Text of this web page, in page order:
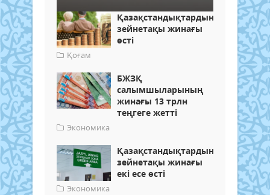
Қазақстандықтардың
зейнетақы жинағы
өсті
Қоғам
БЖЗҚ
салымшыларының
жинағы 13 трлн
теңгеге жетті
Экономика
Қазақстандықтардың
зейнетақы жинағы
екі есе өсті
Экономика